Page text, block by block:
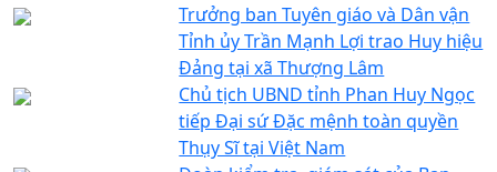
Trưởng ban Tuyên giáo và Dân vận
Tỉnh ủy Trần Mạnh Lợi trao Huy hiệu
Đảng tại xã Thượng Lâm
Chủ tịch UBND tỉnh Phan Huy Ngọc
tiếp Đại sứ Đặc mệnh toàn quyền
Thụy Sĩ tại Việt Nam